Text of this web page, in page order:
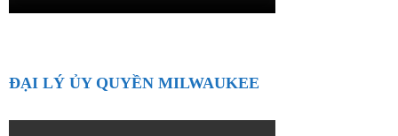
ĐẠI LÝ ỦY QUYỀN MILWAUKEE